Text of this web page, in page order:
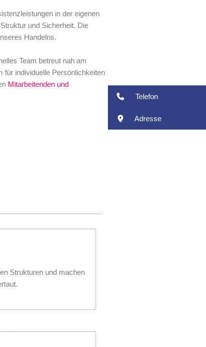
in der eigenen
und Sicherheit. Die
Handelns.
Team betreut nah am
für individuelle Persönlichkeiten
Mitarbeitenden und
Strukturen und machen
Telefon
Adresse